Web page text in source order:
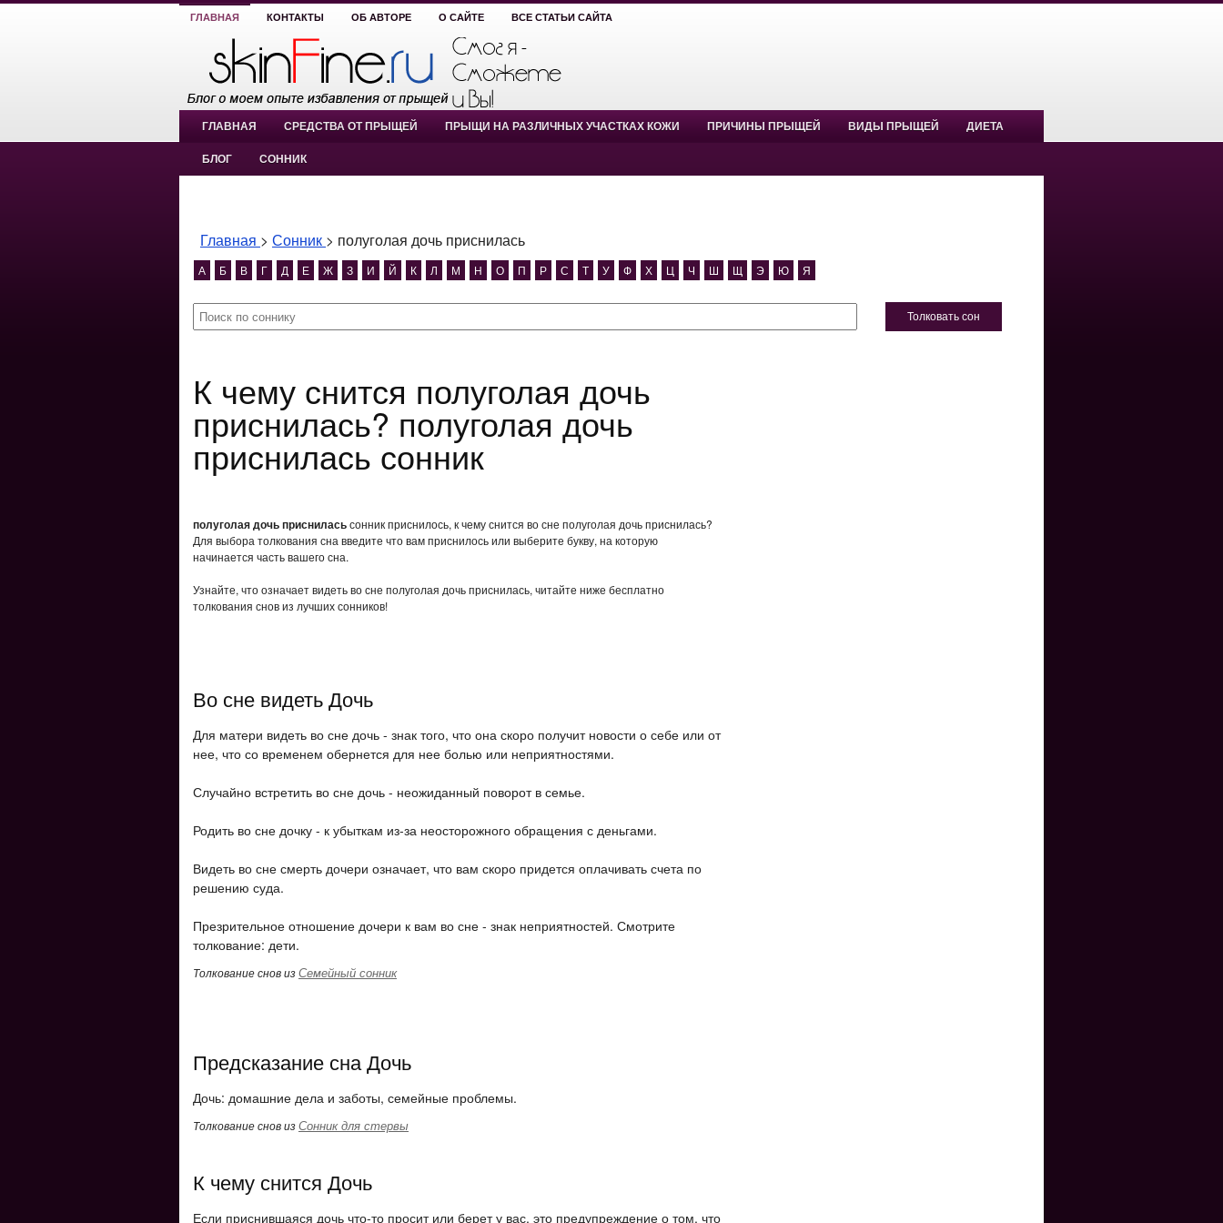
ГЛАВНАЯ КОНТАКТЫ ОБ АВТОРЕ О САЙТЕ ВСЕ СТАТЬИ САЙТА
ГЛАВНАЯ СРЕДСТВА ОТ ПРЫЩЕЙ ПРЫЩИ НА РАЗЛИЧНЫХ УЧАСТКАХ КОЖИ ПРИЧИНЫ ПРЫЩЕЙ ВИДЫ ПРЫЩЕЙ ДИЕТА
БЛОГ СОННИК
Главная > Сонник > полуголая дочь приснилась
А Б В Г Д Е Ж З И Й К Л М Н О П Р С Т У Ф Х Ц Ч Ш Щ Э Ю Я
Толковать сон
К чему снится полуголая дочь
приснилась? полуголая дочь
приснилась сонник
полуголая дочь присниласьсонник приснилось, к чему снится во сне полуголая дочь приснилась?
Для выбора толкования сна введите что вам приснилось или выберите букву, на которую
начинается часть вашего сна.
Узнайте, что означает видеть во сне полуголая дочь приснилась, читайте ниже бесплатно
толкования снов из лучших сонников!
Во сне видеть Дочь
Для матери видеть во сне дочь - знак того, что она скоро получит новости о себе или от
нее, что со временем обернется для нее болью или неприятностями.
Случайно встретить во сне дочь - неожиданный поворот в семье.
Родить во сне дочку - к убыткам из-за неосторожного обращения с деньгами.
Видеть во сне смерть дочери означает, что вам скоро придется оплачивать счета по
решению суда.
Презрительное отношение дочери к вам во сне - знак неприятностей. Смотрите
толкование: дети.
Толкование снов изСемейный сонник
Предсказание сна Дочь
Дочь: домашние дела и заботы, семейные проблемы.
Толкование снов изСонник для стервы
К чему снится Дочь
Если приснившаяся дочь что-то просит или берет у вас, это предупреждение о том, что